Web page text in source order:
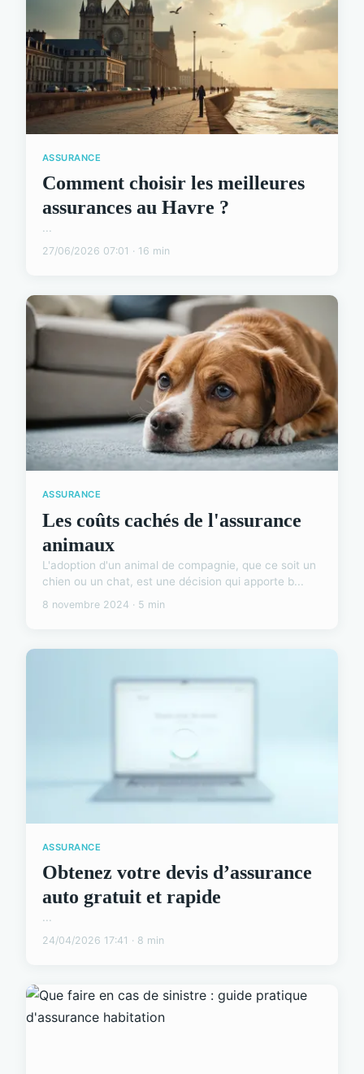
ASSURANCE
Comment choisir les meilleures
assurances au Havre ?
...
27/06/2026 07:01 · 16 min
ASSURANCE
Les coûts cachés de l'assurance
animaux
L'adoption d'un animal de compagnie, que ce soit un
chien ou un chat, est une décision qui apporte b...
8 novembre 2024 · 5 min
ASSURANCE
Obtenez votre devis d’assurance
auto gratuit et rapide
...
24/04/2026 17:41 · 8 min